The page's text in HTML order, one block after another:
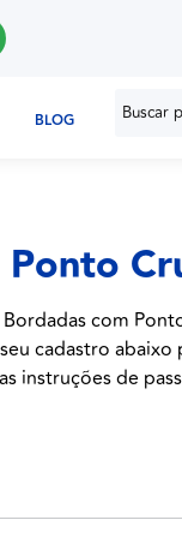
BLOG
com
cadastro
instruções de